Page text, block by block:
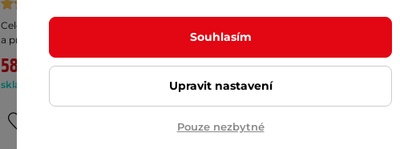
Celoroční outdoorové kalhoty, strečový
a prodyšný materiál pro maximální …
589 Kč 3 450 Kč
skladem na prodejně
Poradíme vám
Souhlasím
Upravit nastavení
Pouze nezbytné